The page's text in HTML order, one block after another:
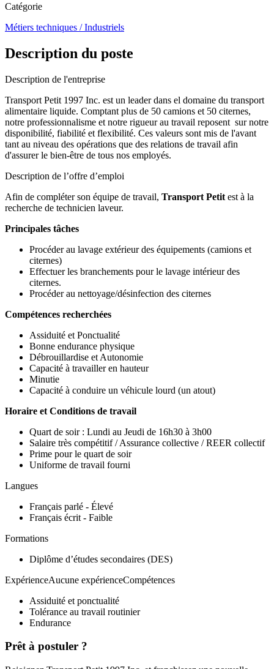
Catégorie
Métiers techniques / Industriels
Description du poste
Description de l'entreprise
Transport Petit 1997 Inc. est un leader dans el domaine du transport
alimentaire liquide. Comptant plus de 50 camions et 50 citernes,
notre professionnalisme et notre rigueur au travail reposent sur notre
disponibilité, fiabilité et flexibilité. Ces valeurs sont mis de l'avant
tant au niveau des opérations que des relations de travail afin
d'assurer le bien-être de tous nos employés.
Description de l’offre d’emploi
Afin de compléter son équipe de travail, Transport Petit est à la
recherche de technicien laveur.
Principales tâches
Procéder au lavage extérieur des équipements (camions et
citernes)
Effectuer les branchements pour le lavage intérieur des
citernes.
Procéder au nettoyage/désinfection des citernes
Compétences recherchées
Assiduité et Ponctualité
Bonne endurance physique
Débrouillardise et Autonomie
Capacité à travailler en hauteur
Minutie
Capacité à conduire un véhicule lourd (un atout)
Horaire et Conditions de travail
Quart de soir : Lundi au Jeudi de 16h30 à 3h00
Salaire très compétitif / Assurance collective / REER collectif
Prime pour le quart de soir
Uniforme de travail fourni
Langues
Français parlé - Élevé
Français écrit - Faible
Formations
Diplôme d’études secondaires (DES)
ExpérienceAucune expérienceCompétences
Assiduité et ponctualité
Tolérance au travail routinier
Endurance
Prêt à postuler ?